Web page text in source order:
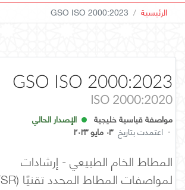
الرئيسية GSO ISO 2000:2023
GSO ISO 2000:2023
ISO 2000:2020
مواصفة قياسية خليجية
الإصدار الحالي
· اعتمدت بتاريخ ٠٣ مايو ٢٠٢٣
المطاط الخام الطبيعي - إرشادات
لمواصفات المطاط المحدد تقنيًا (TSR)